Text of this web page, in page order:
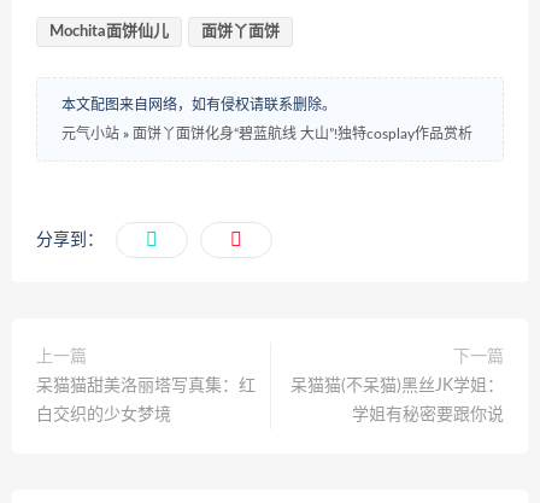
Mochita面饼仙儿 面饼丫面饼
本文配图来自网络，如有侵权请联系删除。
元气小站 » 面饼丫面饼化身“碧蓝航线 大山”!独特cosplay作品赏析
分享到：
上一篇
呆猫猫甜美洛丽塔写真集：红
白交织的少女梦境​
下一篇
呆猫猫(不呆猫)黑丝JK学姐：
学姐有秘密要跟你说